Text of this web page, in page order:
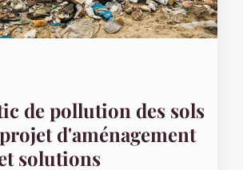
de pollution des sols
d'aménagement
solutions